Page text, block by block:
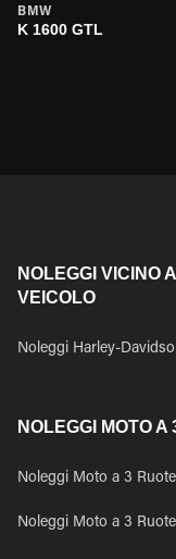
BMW
K 1600 GTL
NOLEGGI VICINO
VEICOLO
Noleggi Harley-
NOLEGGI MOTO
Noleggi Moto a 3
Noleggi Moto a 3